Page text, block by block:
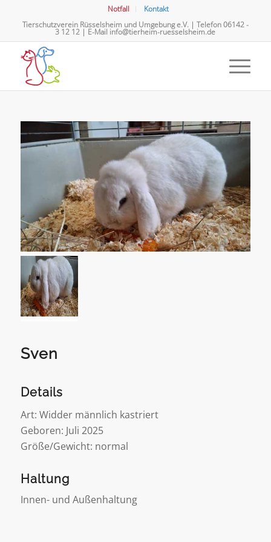
Notfall
Kontakt
Tierschutzverein Rüsselsheim und Umgebung e.V. | Telefon06142 -
3 12 12 | E-Mail info@tierheim-ruesselsheim.de
Sven
Details
Art: Widder männlich kastriert
Geboren: Juli 2025
Größe/Gewicht: normal
Haltung
Innen- und Außenhaltung